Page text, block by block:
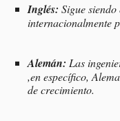
Inglés: Sigue
internacionalmente
Alemán: Las
,en específico,
de crecimiento.